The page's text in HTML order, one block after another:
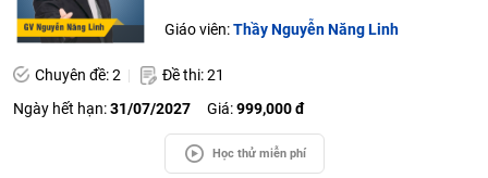
Giáo viên:Thầy Nguyễn Năng Linh
Chuyên đề: 2
Đề thi: 21
Ngày hết hạn:31/07/2027 Giá:999,000 đ
Học thử miễn phí